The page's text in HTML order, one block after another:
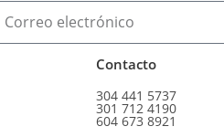
Contacto
304 441 5737
301 712 4190
604 673 8921